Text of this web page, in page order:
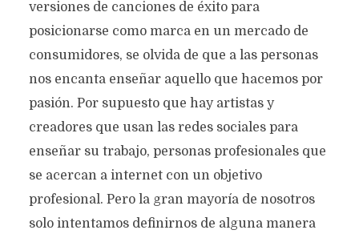
versiones de canciones de éxito para
posicionarse como marca en un mercado de
consumidores, se olvida de que a las personas
nos encanta enseñar aquello que hacemos por
pasión. Por supuesto que hay artistas y
creadores que usan las redes sociales para
enseñar su trabajo, personas profesionales que
se acercan a internet con un objetivo
profesional. Pero la gran mayoría de nosotros
solo intentamos definirnos de alguna manera